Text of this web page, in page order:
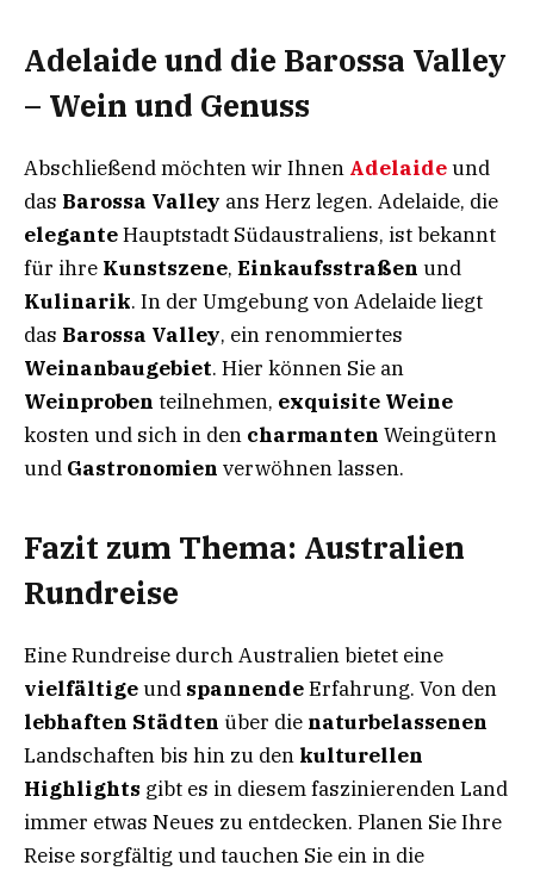
Adelaide und die Barossa Valley
– Wein und Genuss
Abschließend möchten wir Ihnen Adelaideund
das Barossa Valley ans Herz legen. Adelaide, die
eleganteHauptstadt Südaustraliens, ist bekannt
für ihre Kunstszene, Einkaufsstraßen und
Kulinarik. In der Umgebung von Adelaide liegt
das Barossa Valley, ein renommiertes
Weinanbaugebiet. Hier können Sie an
Weinproben teilnehmen, exquisite Weine
kosten und sich in den charmanten Weingütern
und Gastronomien verwöhnen lassen.
Fazit zum Thema: Australien
Rundreise
Eine Rundreise durch Australien bietet eine
vielfältigeund spannendeErfahrung. Von den
lebhaften Städten über die naturbelassenen
Landschaften bis hin zu den kulturellen
Highlights gibt es in diesem faszinierenden Land
immer etwas Neues zu entdecken. Planen Sie Ihre
Reise sorgfältig und tauchen Sie ein in die